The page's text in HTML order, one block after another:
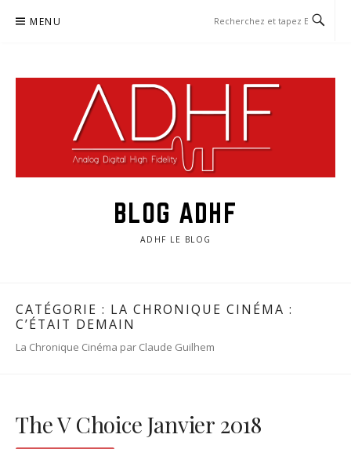
MENU
BLOG ADHF
ADHF LE BLOG
CATÉGORIE : LA CHRONIQUE CINÉMA :
C’ÉTAIT DEMAIN
La Chronique Cinéma par Claude Guilhem
The V Choice Janvier 2018